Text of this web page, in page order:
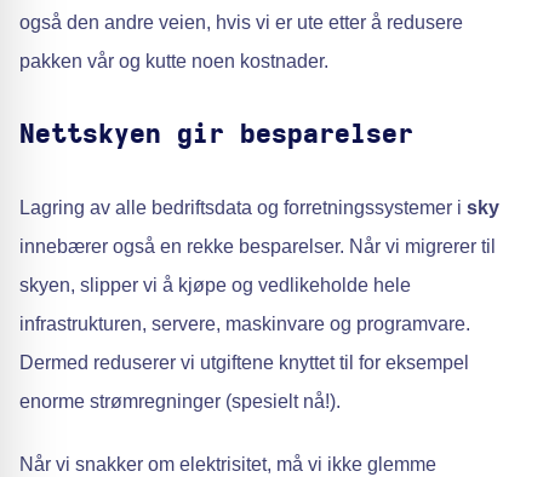
også den andre veien, hvis vi er ute etter å redusere
pakken vår og kutte noen kostnader.
Nettskyen gir besparelser
Lagring av alle bedriftsdata og forretningssystemer i sky
innebærer også en rekke besparelser. Når vi migrerer til
skyen, slipper vi å kjøpe og vedlikeholde hele
infrastrukturen, servere, maskinvare og programvare.
Dermed reduserer vi utgiftene knyttet til for eksempel
enorme strømregninger (spesielt nå!).
Når vi snakker om elektrisitet, må vi ikke glemme